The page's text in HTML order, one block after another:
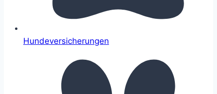
Hundeversicherungen